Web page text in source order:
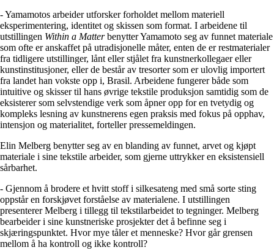
- Yamamotos arbeider utforsker forholdet mellom materiell
eksperimentering, identitet og skissen som format. I arbeidene til
utstillingen Within a Matterbenytter Yamamoto seg av funnet materiale
som ofte er anskaffet på utradisjonelle måter, enten de er restmaterialer
fra tidligere utstillinger, lånt eller stjålet fra kunstnerkollegaer eller
kunstinstitusjoner, eller de består av tresorter som er ulovlig importert
fra landet han vokste opp i, Brasil. Arbeidene fungerer både som
intuitive og skisser til hans øvrige tekstile produksjon samtidig som de
eksisterer som selvstendige verk som åpner opp for en tvetydig og
kompleks lesning av kunstnerens egen praksis med fokus på opphav,
intensjon og materialitet, forteller pressemeldingen.
Elin Melberg benytter seg av en blanding av funnet, arvet og kjøpt
materiale i sine tekstile arbeider, som gjerne uttrykker en eksistensiell
sårbarhet.
- Gjennom å brodere et hvitt stoff i silkesateng med små sorte sting
oppstår en forskjøvet forståelse av materialene. I utstillingen
presenterer Melberg i tillegg til tekstilarbeidet to tegninger. Melberg
bearbeider i sine kunstneriske prosjekter det å befinne seg i
skjæringspunktet. Hvor mye tåler et menneske? Hvor går grensen
mellom å ha kontroll og ikke kontroll?